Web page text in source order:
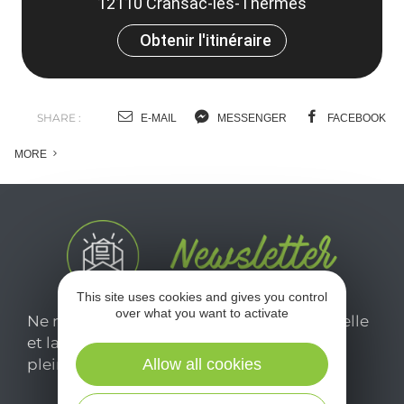
Obtenir l'itinéraire
SHARE : E-MAIL MESSENGER FACEBOOK
MORE
Ne manquez pas notre newsletter mensuelle
et laissez-vous inspirer pour profiter
pleinement de votre séjour en Aveyron.
This site uses cookies and gives you control
over what you want to activate
Allow all cookies